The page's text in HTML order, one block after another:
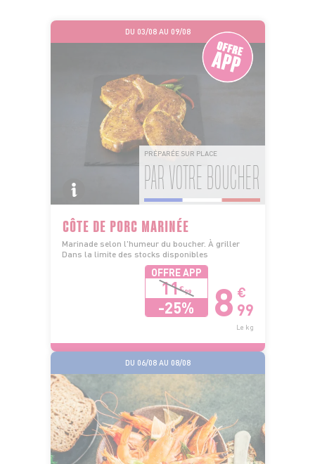
DU 03/08 AU 09/08
PRÉPARÉE SUR PLACE
PAR VOTRE BOUCHER
CÔTE DE PORC MARINÉE
Marinade selon l'humeur du boucher. À griller
Dans la limite des stocks disponibles
OFFRE APP
11€99
-25% 8 €
99
Le kg
DU 06/08 AU 08/08